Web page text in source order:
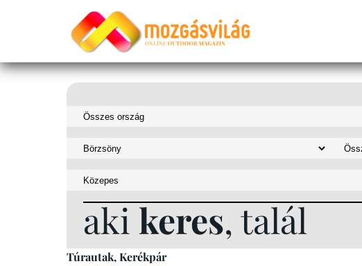
aki keres, talál
Túrautak, Kerékpár